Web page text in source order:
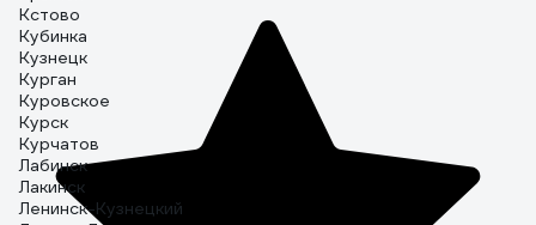
Кстово
Кубинка
Кузнецк
Курган
Куровское
Курск
Курчатов
Лабинск
Лакинск
Ленинск-Кузнецкий